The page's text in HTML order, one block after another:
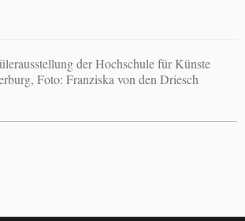
der Hochschule für Künste
Foto: Franziska von den Driesch